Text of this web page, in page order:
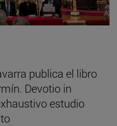
publica el libro
Devotio in
estudio